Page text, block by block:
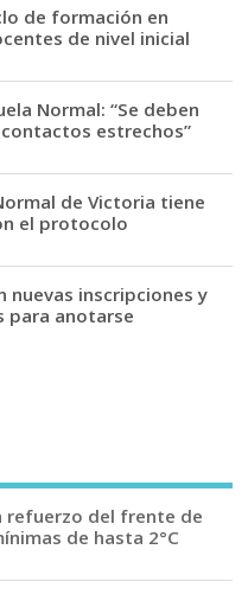
de formación en
de nivel inicial
Normal: “Se deben
estrechos”
de Victoria tiene
el protocolo
nuevas inscripciones y
para anotarse
refuerzo del frente de
de hasta 2°C